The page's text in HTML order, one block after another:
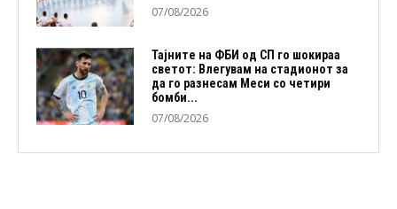
07/08/2026
Тајните на ФБИ од СП го шокираа
светот: Влегувам на стадионот за
да го разнесам Меси со четири
бомби...
07/08/2026